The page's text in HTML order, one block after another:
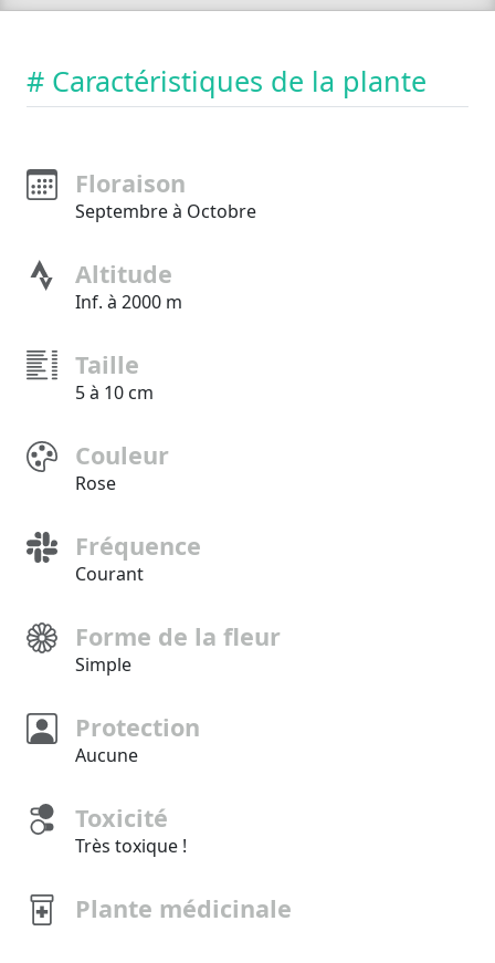
# Caractéristiques de la plante
Floraison
Septembre à Octobre
Altitude
Inf. à 2000 m
Taille
5 à 10 cm
Couleur
Rose
Fréquence
Courant
Forme de la fleur
Simple
Protection
Aucune
Toxicité
Très toxique !
Plante médicinale